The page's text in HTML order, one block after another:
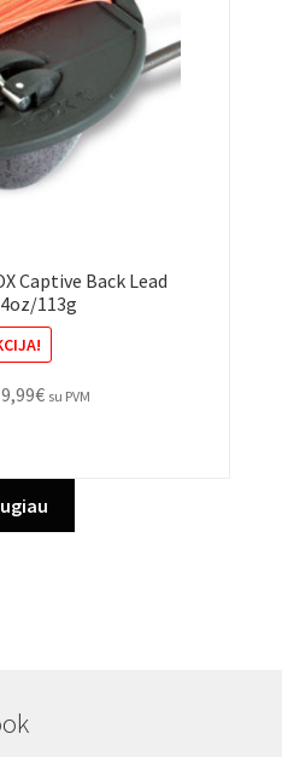
Captive Back Lead
113g
Original
9,99€Current
9,99€.
su PVM